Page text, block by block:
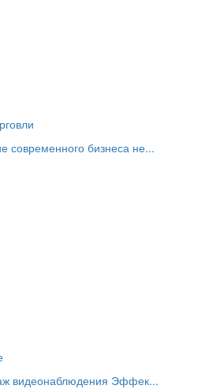
современного бизнеса не...
видеонаблюдения Эффек...